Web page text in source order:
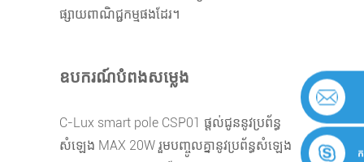
ផ្សាយពាណិជ្ជកម្មផងដែរ។
ឧបករណ៍បំពងសម្លេង
C-Lux smart pole CSP01 ផ្តល់ជូននូវប្រព័ន្ធ
សំឡេង MAX 20W រួមបញ្ចូលគ្នានូវប្រព័ន្ធសំឡេង